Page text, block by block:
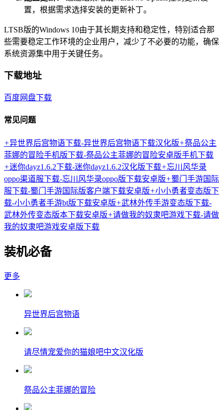
置，根据需求选择安装的更新补丁。
LTSB版的Windows 10由于其长期支持和稳定性，特别适合那
些需要稳定工作环境的企业用户，减少了不必要的功能，确保
系统资源集中用于关键任务。
下载地址
百度网盘下载
常见问题
+异世界后宫物语下载-异世界后宫物语下载汉化版+祭品公主
菲娜的冒险手机版下载-祭品公主菲娜的冒险安卓版手机下载
+迷你dayz1.6.2下载-迷你dayz1.6.2汉化版下载+忘川风华录
oppo渠道服下载-忘川风华录oppo版下载安卓版+蜀门手游国际
服下载-蜀门手游国际版客户端下载安卓版+小小勇者变态版下
载-小小勇者手游bt版下载安卓版+武林外传手游变态版下载-
武林外传变态版本下载安卓版+请做我的奴隶吧游戏下载-请做
我的奴隶吧游戏安卓版下载
装机必备
更多
异世界后宫物语
请尽情宠爱你的猫娘吧中文汉化版
祭品公主菲娜的冒险